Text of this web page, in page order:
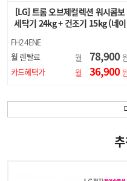
[LG] 트롬 오브제컬렉션 워시콤보
세탁기 24kg + 건조기 15kg (네이
FH24ENE
월 렌탈료 월 78,900
카드혜택가
월 36,900